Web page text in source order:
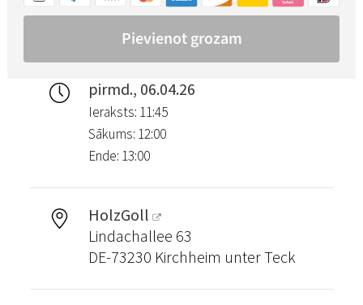
pirmd., 06.04.26
Ieraksts: 11:45
Sākums: 12:00
Ende: 13:00
HolzGoll
Lindachallee 63
DE-73230 Kirchheim unter Teck